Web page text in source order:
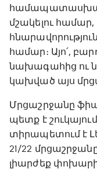
համապատասխան
մշակելու
համար։ Այո՛,
նախագահից ու
կախված այս
Մրցաշրջանը
պետք է
տիրապետում է
21/22
լիարժեք